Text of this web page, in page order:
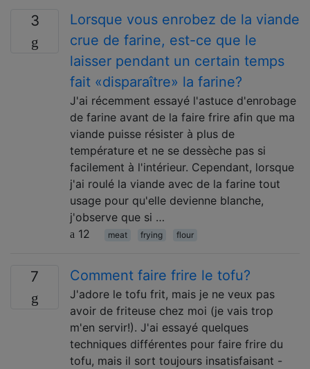
3
Lorsque vous enrobez de la viande
crue de farine, est-ce que le
laisser pendant un certain temps
fait «disparaître» la farine?
J'ai récemment essayé l'astuce d'enrobage
de farine avant de la faire frire afin que ma
viande puisse résister à plus de
température et ne se dessèche pas si
facilement à l'intérieur. Cependant, lorsque
j'ai roulé la viande avec de la farine tout
usage pour qu'elle devienne blanche,
j'observe que si …
12
meat frying flour
7 Comment faire frire le tofu?
J'adore le tofu frit, mais je ne veux pas
avoir de friteuse chez moi (je vais trop
m'en servir!). J'ai essayé quelques
techniques différentes pour faire frire du
tofu, mais il sort toujours insatisfaisant -